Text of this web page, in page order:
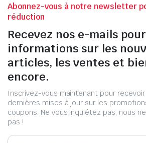
Abonnez-vous à notre newsletter
réduction
Recevez nos e-mails
informations sur les
articles, les ventes et
encore.
Inscrivez-vous maintenant pour
dernières mises à jour sur les
coupons. Ne vous inquiétez pas, nous
pas !